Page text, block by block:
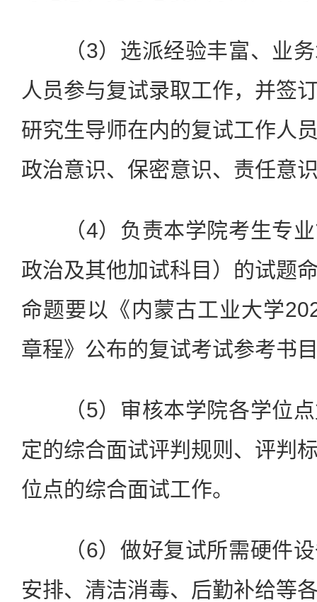
（3）选派经验丰富、业务
人员参与复试录取工作，并签
研究生导师在内的复试工作人
政治意识、保密意识、责任意
（4）负责本学院考生专业
政治及其他加试科目）的试题
命题要以《内蒙古工业大学
章程》公布的复试考试参考书
（5）审核本学院各学位点
定的综合面试评判规则、评判
位点的综合面试工作。
（6）做好复试所需硬件设
安排、清洁消毒、后勤补给等